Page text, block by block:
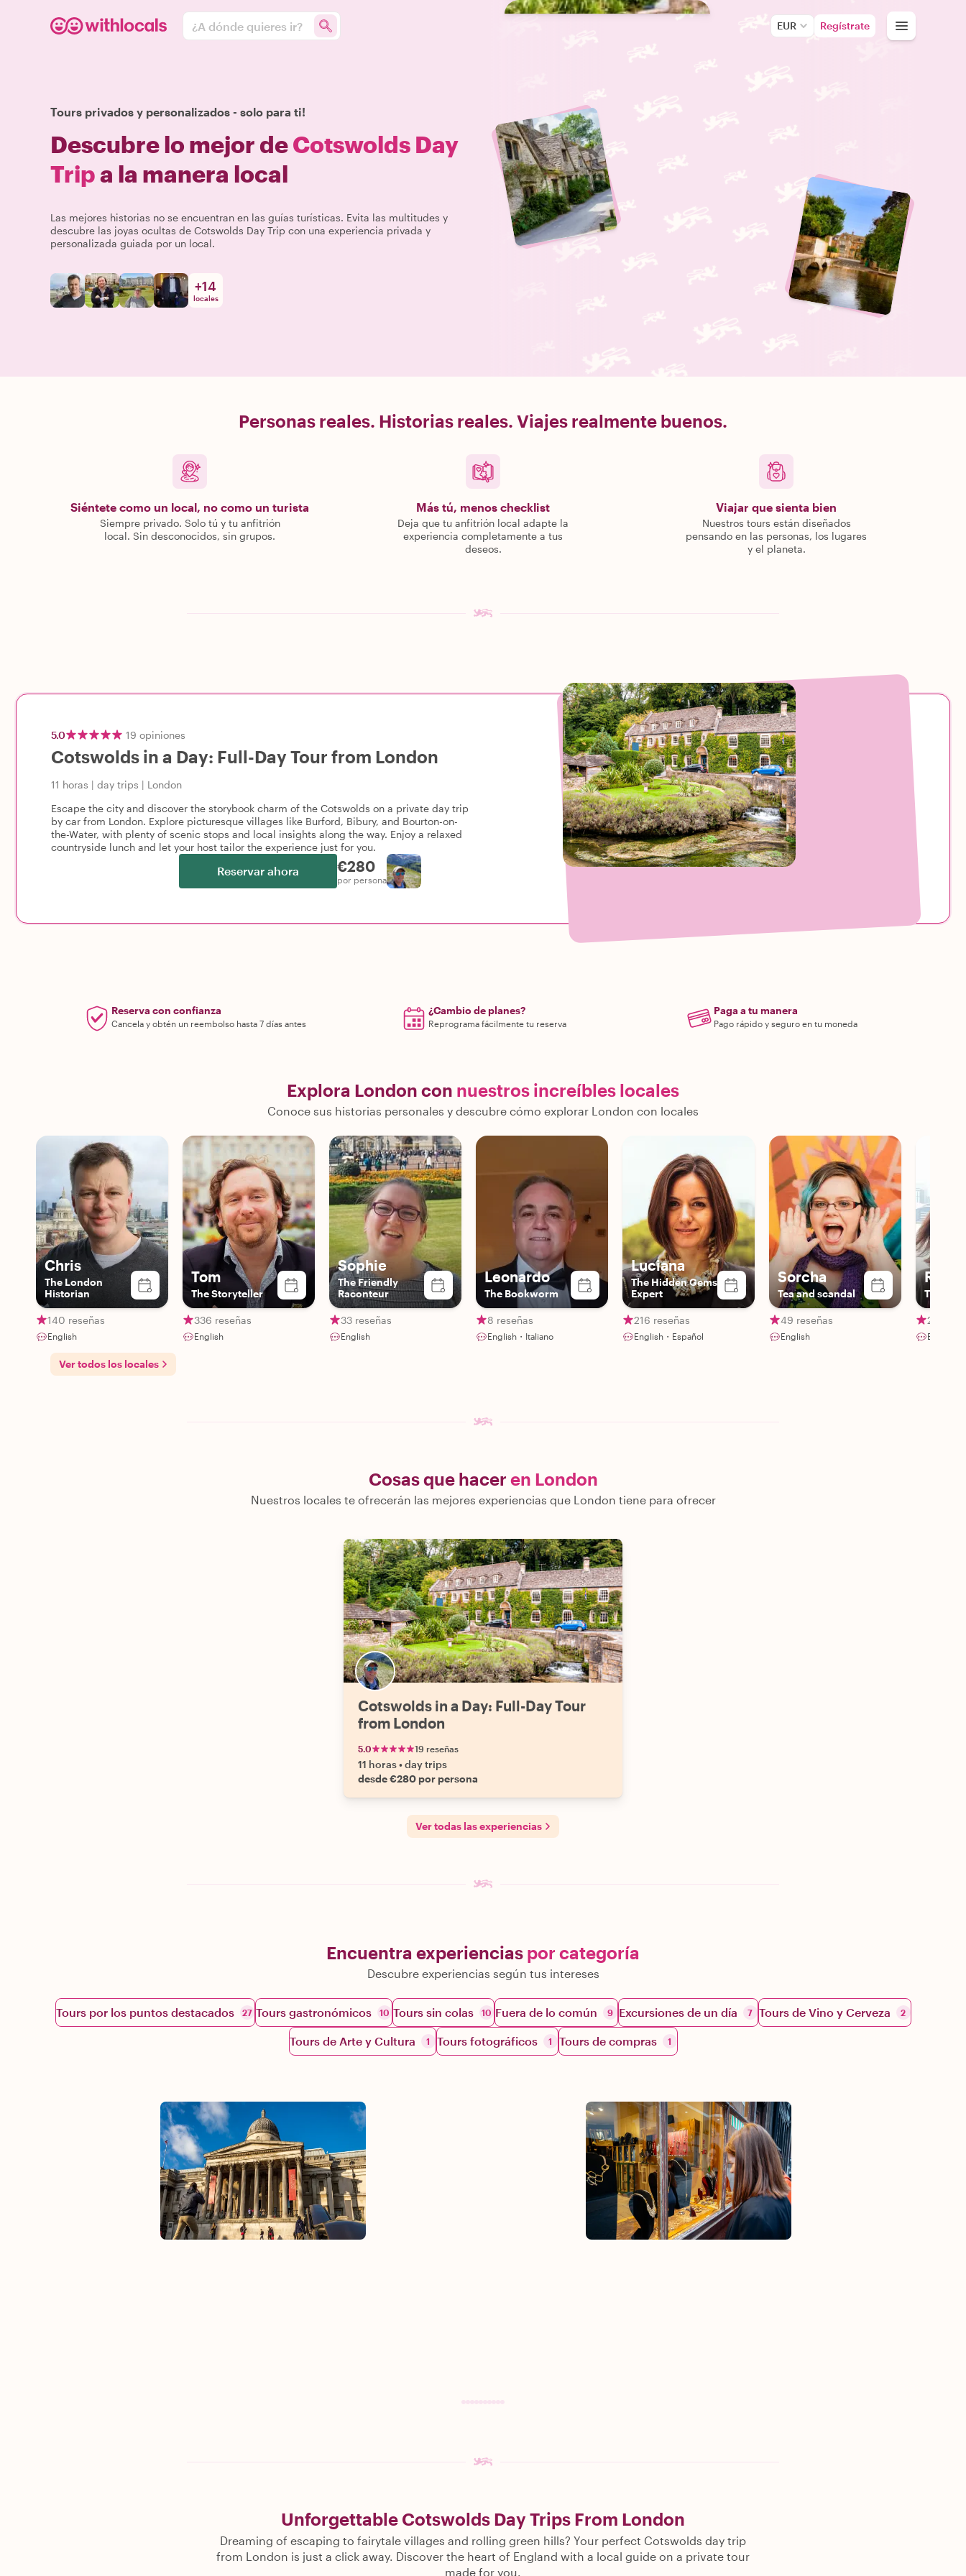
¿A dónde quieres ir? EUR Regístrate
Tours privados y personalizados - solo para ti!
Descubre lo mejor deCotswolds Day
Tripa la manera local
Las mejores historias no se encuentran en las guías turísticas. Evita las multitudes y
descubre las joyas ocultas de Cotswolds Day Trip con una experiencia privada y
personalizada guiada por un local.
+14
locales
Personas reales. Historias reales. Viajes realmente buenos.
Siéntete como un local, no como un turista
Siempre privado. Solo tú y tu anfitrión
local. Sin desconocidos, sin grupos.
Más tú, menos checklist
Deja que tu anfitrión local adapte la
experiencia completamente a tus
deseos.
Viajar que sienta bien
Nuestros tours están diseñados
pensando en las personas, los lugares
y el planeta.
5.0 19 opiniones
Cotswolds in a Day: Full-Day Tour from London
11 horas | day trips | London
Escape the city and discover the storybook charm of the Cotswolds on a private day trip
by car from London. Explore picturesque villages like Burford, Bibury, and Bourton-on-
the-Water, with plenty of scenic stops and local insights along the way. Enjoy a relaxed
countryside lunch and let your host tailor the experience just for you.
Reservar ahora €280
por persona
Reserva con confianza
Cancela y obtén un reembolso hasta 7 días antes
¿Cambio de planes?
Reprograma fácilmente tu reserva
Paga a tu manera
Pago rápido y seguro en tu moneda
Explora London con nuestros increíbles locales
Conoce sus historias personales y descubre cómo explorar London con locales
Chris
The London
Historian
140 reseñas
English
Tom
The Storyteller
336 reseñas
English
Sophie
The Friendly
Raconteur
33 reseñas
English
Leonardo
The Bookworm
8 reseñas
English・Italiano
Luciana
The Hidden Gems
Expert
216 reseñas
English・Español
Sorcha
Tea and scandal
49 reseñas
English
Rosa
The Art
222
English
Ver todos los locales
Cosas que hacer en London
Nuestros locales te ofrecerán las mejores experiencias que London tiene para ofrecer
Cotswolds in a Day: Full-Day Tour
from London
5.0 19 reseñas
11 horas•day trips
desde €280 por persona
Ver todas las experiencias
Encuentra experiencias por categoría
Descubre experiencias según tus intereses
Tours por los puntos destacados 27 Tours gastronómicos 10 Tours sin colas 10 Fuera de lo común 9 Excursiones de un día 7 Tours de Vino y Cerveza 2
Tours de Arte y Cultura 1 Tours fotográficos 1 Tours de compras 1
Unforgettable Cotswolds Day Trips From London
Dreaming of escaping to fairytale villages and rolling green hills? Your perfect Cotswolds day trip
from London is just a click away. Discover the heart of England with a local guide on a private tour
made for you.